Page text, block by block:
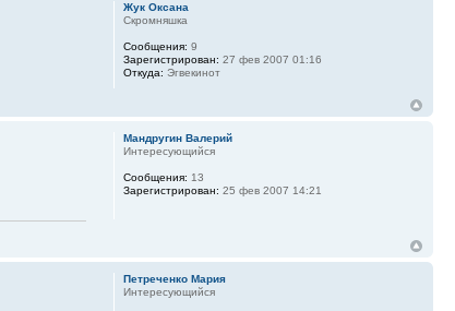
Жук Оксана
Скромняшка
Сообщения: 9
Зарегистрирован: 27 фев 2007 01:16
Откуда: Эгвекинот
Мандругин Валерий
Интересующийся
Сообщения: 13
Зарегистрирован: 25 фев 2007 14:21
Петреченко Мария
Интересующийся